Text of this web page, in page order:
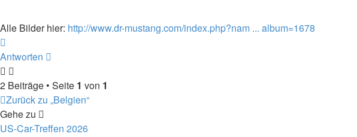
Alle Bilder hier: http://www.dr-mustang.com/index.php?nam ... album=1678
oben
Antworten
2 Beiträge • Seite 1 von 1
Zurück zu „Belgien“
Gehe zu
US-Car-Treffen 2026